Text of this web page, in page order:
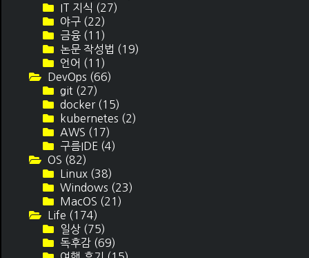
IT 지식 (27)
야구 (22)
금융 (11)
논문 작성법 (19)
언어 (11)
DevOps (66)
git (27)
docker (15)
kubernetes (2)
AWS (17)
구름IDE (4)
OS (82)
Linux (38)
Windows (23)
MacOS (21)
Life (174)
일상 (75)
독후감 (69)